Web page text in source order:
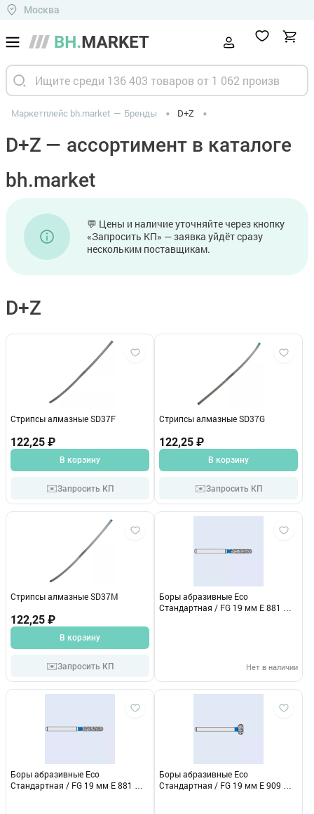
Москва
Маркетплейс bh.market Бренды D+Z
D+Z — ассортимент в каталоге
bh.market
💬 Цены и наличие уточняйте через кнопку
«Запросить КП» — заявка уйдёт сразу
нескольким поставщикам.
D+Z
Стрипсы алмазные SD37F
122,25 ₽
В корзину
✉️Запросить КП
Стрипсы алмазные SD37G
122,25 ₽
В корзину
✉️Запросить КП
Стрипсы алмазные SD37М
122,25 ₽
В корзину
✉️Запросить КП
Боры абразивные Eco
Стандартная / FG 19 мм E 881 М
Нет в наличии
Боры абразивные Eco
Стандартная / FG 19 мм E 881 М
Боры абразивные Eco
Стандартная / FG 19 мм E 909 М